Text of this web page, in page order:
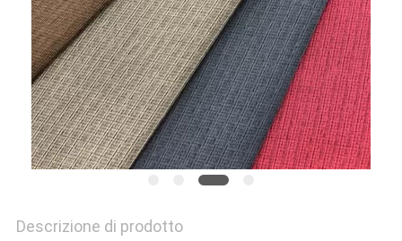
Descrizione di prodotto